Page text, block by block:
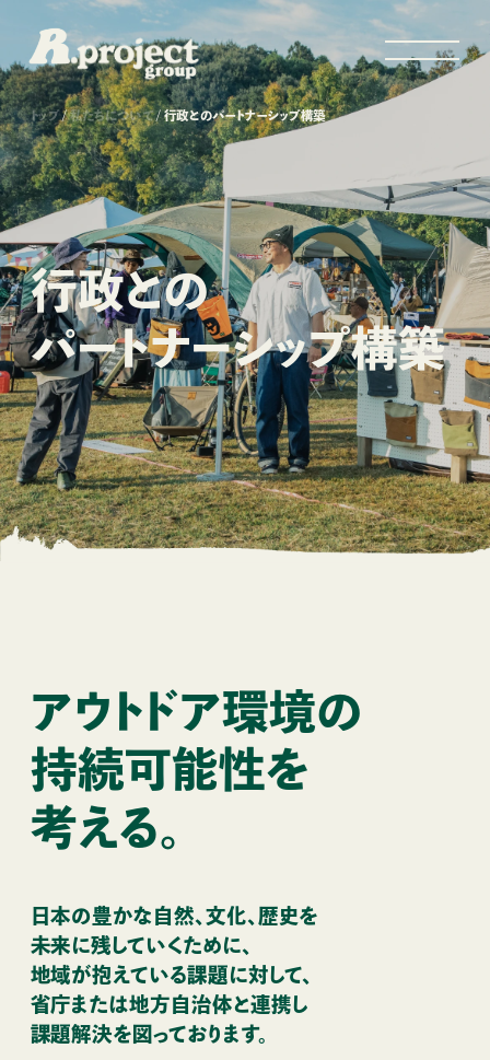
トップ 私たちについて 行政とのパートナーシップ構築
行政との
パートナーシップ構築
アウトドア環境の
持続可能性を
考える。
日本の豊かな自然、文化、歴史を
未来に残していくために、
地域が抱えている課題に対して、
省庁または地方自治体と連携し
課題解決を図っております。